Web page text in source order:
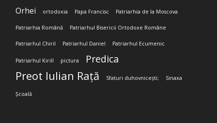
Orhei ortodoxia Papa Francisc Patriarhia de la Moscova
Patriarhia Română Patriarhul Bisericii Ortodoxe Române
Patriarhul Chiril Patriarhul Daniel Patriarhul Ecumenic
Patriarhul Kirill pictura Predica
Preot Iulian Rață Sfaturi duhovnicești; Sinaxa
Școală